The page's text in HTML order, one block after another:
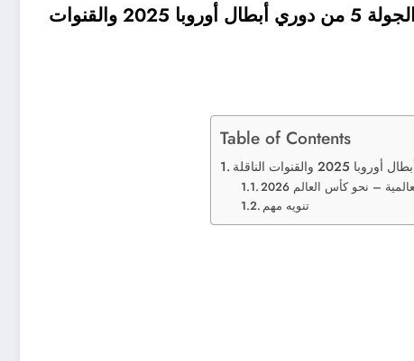
موعد مباراة برشلونة القادمة ضد تشيلسي في الجولة 5 من دوري أبطال أوروبا 2025 والقنوات
Table of Contents
– نحو كأس العالم 2026
تنويه مهم